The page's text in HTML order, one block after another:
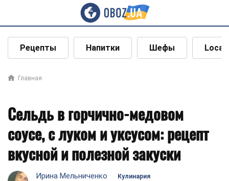
Рецепты Напитки Шефы Local
Главная
Сельдь в горчично-медовом
соусе, с луком и уксусом: рецепт
вкусной и полезной закуски
Ирина Мельниченко
Кулинария